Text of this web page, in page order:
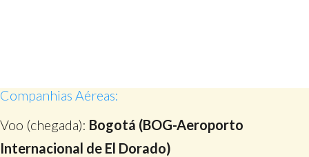
Companhias Aéreas:
Voo (chegada): Bogotá (BOG-Aeroporto
Internacional de El Dorado)